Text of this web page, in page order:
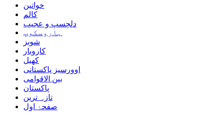
خواتین
کالم
دلچسپ و عجیب
ہاروسکوپ
شوبز
کاروبار
کھیل
اوورسیز پاکستانی
بین الاقوامی
پاکستان
تازہ ترین
صفحۂ اول